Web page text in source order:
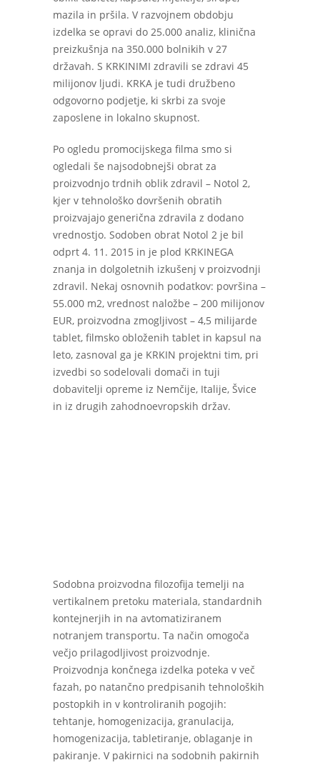
mazila in pršila. V razvojnem obdobju
izdelka se opravi do 25.000 analiz, klinična
preizkušnja na 350.000 bolnikih v 27
državah. S KRKINIMI zdravili se zdravi 45
milijonov ljudi. KRKA je tudi družbeno
odgovorno podjetje, ki skrbi za svoje
zaposlene in lokalno skupnost.
Po ogledu promocijskega filma smo si
ogledali še najsodobnejši obrat za
proizvodnjo trdnih oblik zdravil – Notol 2,
kjer v tehnološko dovršenih obratih
proizvajajo generična zdravila z dodano
vrednostjo. Sodoben obrat Notol 2 je bil
odprt 4. 11. 2015 in je plod KRKINEGA
znanja in dolgoletnih izkušenj v proizvodnji
zdravil. Nekaj osnovnih podatkov: površina –
55.000 m2, vrednost naložbe – 200 milijonov
EUR, proizvodna zmogljivost – 4,5 milijarde
tablet, filmsko obloženih tablet in kapsul na
leto, zasnoval ga je KRKIN projektni tim, pri
izvedbi so sodelovali domači in tuji
dobavitelji opreme iz Nemčije, Italije, Švice
in iz drugih zahodnoevropskih držav.
Sodobna proizvodna filozofija temelji na
vertikalnem pretoku materiala, standardnih
kontejnerjih in na avtomatiziranem
notranjem transportu. Ta način omogoča
večjo prilagodljivost proizvodnje.
Proizvodnja končnega izdelka poteka v več
fazah, po natančno predpisanih tehnoloških
postopkih in v kontroliranih pogojih:
tehtanje, homogenizacija, granulacija,
homogenizacija, tabletiranje, oblaganje in
pakiranje. V pakirnici na sodobnih pakirnih